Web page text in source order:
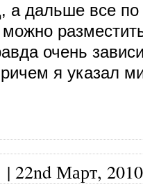
а дальше все
очень
я указал
| 22nd Март, 2010